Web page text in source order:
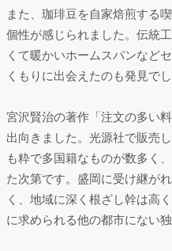
また、珈琲豆を自家焙煎する
個性が感じられました。伝統
くて暖かいホームスパンなど
くもりに出会えたのも発見でし
宮沢賢治の著作「注文の多い
出向きました。光源社で販売
も粋で多国籍なものが数多く
た次第です。盛岡に受け継が
く、地域に深く根ざし幹は高
に求められる他の都市にない